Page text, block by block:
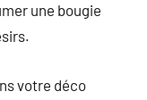
une bougie
votre déco